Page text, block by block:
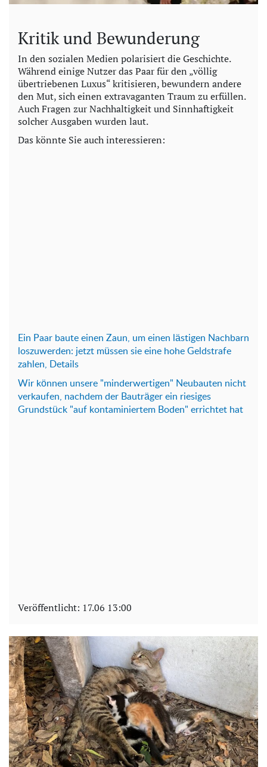
Kritik und Bewunderung
In den sozialen Medien polarisiert die Geschichte.
Während einige Nutzer das Paar für den „völlig
übertriebenen Luxus“ kritisieren, bewundern andere
den Mut, sich einen extravaganten Traum zu erfüllen.
Auch Fragen zur Nachhaltigkeit und Sinnhaftigkeit
solcher Ausgaben wurden laut.
Das könnte Sie auch interessieren:
Ein Paar baute einen Zaun, um einen lästigen Nachbarn
loszuwerden: jetzt müssen sie eine hohe Geldstrafe
zahlen, Details
Wir können unsere "minderwertigen" Neubauten nicht
verkaufen, nachdem der Bauträger ein riesiges
Grundstück "auf kontaminiertem Boden" errichtet hat
Veröffentlicht: 17.06 13:00